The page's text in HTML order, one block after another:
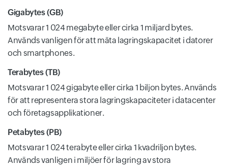
Gigabytes (GB)
Motsvarar 1 024 megabyte eller cirka 1 miljard bytes.
Används vanligen för att mäta lagringskapacitet i datorer
och smartphones.
Terabytes (TB)
Motsvarar 1 024 gigabyte eller cirka 1 biljon bytes. Används
för att representera stora lagringskapaciteter i datacenter
och företagsapplikationer.
Petabytes (PB)
Motsvarar 1 024 terabyte eller cirka 1 kvadriljon bytes.
Används vanligen i miljöer för lagring av stora